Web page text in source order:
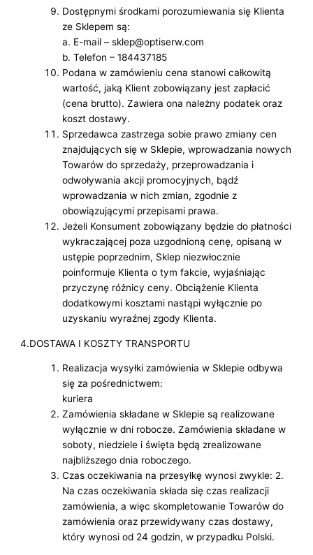
Dostępnymi środkami porozumiewania się Klienta
ze Sklepem są:
a. E-mail – sklep@optiserw.com
b. Telefon – 184437185
Podana w zamówieniu cena stanowi całkowitą
wartość, jaką Klient zobowiązany jest zapłacić
(cena brutto). Zawiera ona należny podatek oraz
koszt dostawy.
Sprzedawca zastrzega sobie prawo zmiany cen
znajdujących się w Sklepie, wprowadzania nowych
Towarów do sprzedaży, przeprowadzania i
odwoływania akcji promocyjnych, bądź
wprowadzania w nich zmian, zgodnie z
obowiązującymi przepisami prawa.
Jeżeli Konsument zobowiązany będzie do płatności
wykraczającej poza uzgodnioną cenę, opisaną w
ustępie poprzednim, Sklep niezwłocznie
poinformuje Klienta o tym fakcie, wyjaśniając
przyczynę różnicy ceny. Obciążenie Klienta
dodatkowymi kosztami nastąpi wyłącznie po
uzyskaniu wyraźnej zgody Klienta.
4.DOSTAWA I KOSZTY TRANSPORTU
Realizacja wysyłki zamówienia w Sklepie odbywa
się za pośrednictwem:
kuriera
Zamówienia składane w Sklepie są realizowane
wyłącznie w dni robocze. Zamówienia składane w
soboty, niedziele i święta będą zrealizowane
najbliższego dnia roboczego.
Czas oczekiwania na przesyłkę wynosi zwykle: 2.
Na czas oczekiwania składa się czas realizacji
zamówienia, a więc skompletowanie Towarów do
zamówienia oraz przewidywany czas dostawy,
który wynosi od 24 godzin, w przypadku Polski.